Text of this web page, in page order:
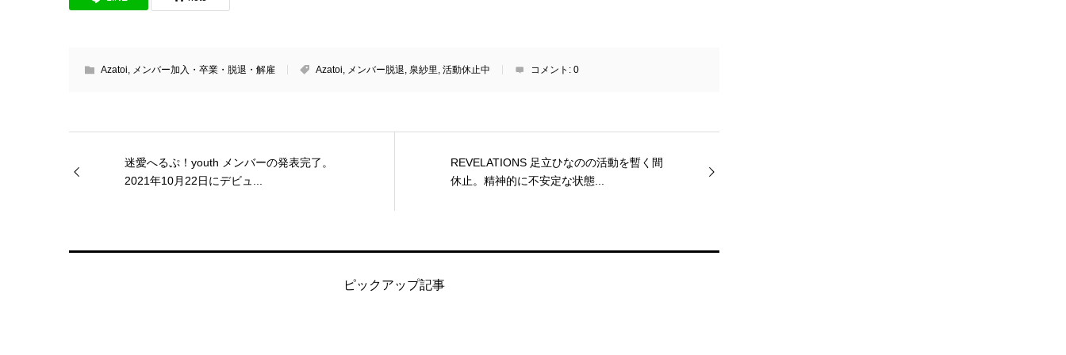
Azatoi, メンバー加入・卒業・脱退・解雇 Azatoi, メンバー脱退, 泉紗里, 活動休止中 コメント: 0
迷愛へるぷ！youth メンバーの発表完了。
2021年10月22日にデビュ...
REVELATIONS 足立ひなのの活動を暫く間
休止。精神的に不安定な状態...
ピックアップ記事